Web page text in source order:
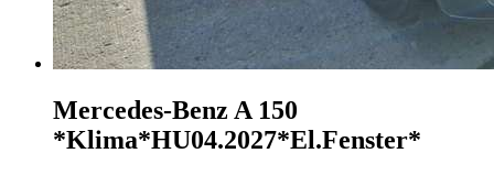
Mercedes-Benz A 150
*Klima*HU04.2027*El.Fenster*